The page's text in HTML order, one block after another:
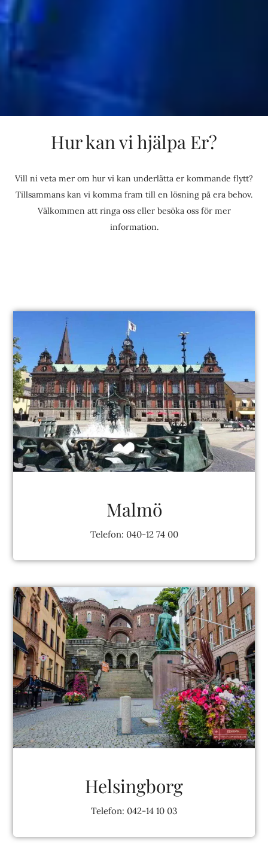
Hur kan vi hjälpa Er?
Vill ni veta mer om hur vi kan underlätta er kommande flytt?
Tillsammans kan vi komma fram till en lösning på era behov.
Välkommen att ringa oss eller besöka oss för mer
information.
Malmö
Telefon: 040-12 74 00
Helsingborg
Telefon: 042-14 10 03